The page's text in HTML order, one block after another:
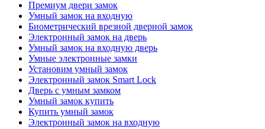
Премиум двери замок
Умный замок на входную
Биометрический врезной дверной замок
Электронный замок на дверь
Умный замок на входную дверь
Умные электронные замки
Установим умный замок
Электронный замок Smart Lock
Дверь с умным замком
Умный замок купить
Купить умный замок
Электронный замок на входную